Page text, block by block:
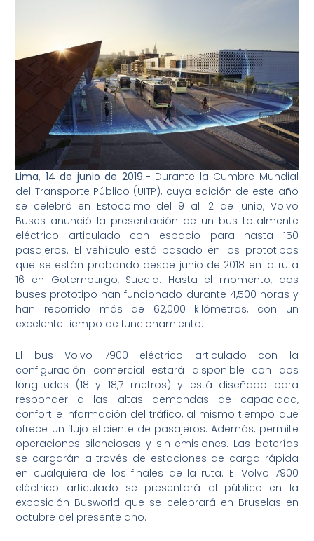
Lima, 14 de junio de 2019.- Durante la Cumbre Mundial
del Transporte Público (UITP), cuya edición de este año
se celebró en Estocolmo del 9 al 12 de junio, Volvo
Buses anunció la presentación de un bus totalmente
eléctrico articulado con espacio para hasta 150
pasajeros. El vehículo está basado en los prototipos
que se están probando desde junio de 2018 en la ruta
16 en Gotemburgo, Suecia. Hasta el momento, dos
buses prototipo han funcionado durante 4,500 horas y
han recorrido más de 62,000 kilómetros, con un
excelente tiempo de funcionamiento.
El bus Volvo 7900 eléctrico articulado con la
configuración comercial estará disponible con dos
longitudes (18 y 18,7 metros) y está diseñado para
responder a las altas demandas de capacidad,
confort e información del tráfico, al mismo tiempo que
ofrece un flujo eficiente de pasajeros. Además, permite
operaciones silenciosas y sin emisiones. Las baterías
se cargarán a través de estaciones de carga rápida
en cualquiera de los finales de la ruta. El Volvo 7900
eléctrico articulado se presentará al público en la
exposición Busworld que se celebrará en Bruselas en
octubre del presente año.